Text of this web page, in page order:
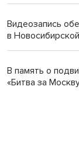
Видеозапись
в
В память о
«Битва за